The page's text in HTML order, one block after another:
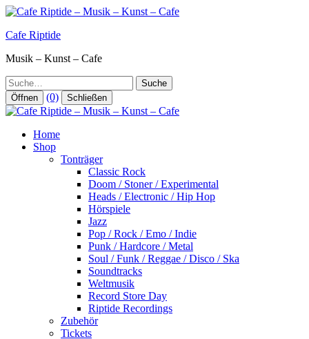
Zum
springen
Cafe Riptide
Musik – Kunst – Cafe
Suche
Öffnen (0) Schließen
Home
Shop
Tonträger
Classic Rock
Doom / Stoner / Experimental
Heads / Electronic / Hip Hop
Hörspiele
Jazz
Pop / Rock / Emo / Indie
Punk / Hardcore / Metal
Soul / Funk / Reggae / Disco / Ska
Soundtracks
Weltmusik
Record Store Day
Riptide Recordings
Zubehör
Tickets